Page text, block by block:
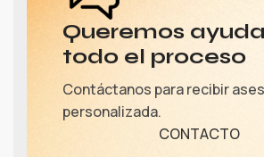
Queremos
todo el proceso
Contáctanos para recibir
personalizada.
CONTACTO